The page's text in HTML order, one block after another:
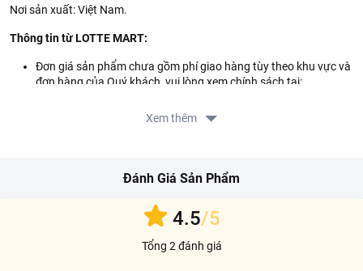
Nơi sản xuất: Việt Nam.
Thông tin từ LOTTE MART:
Đơn giá sản phẩm chưa gồm phí giao hàng tùy theo khu vực và
đơn hàng của Quý khách, vui lòng xem chính sách tại:
Xem thêm
Đánh Giá Sản Phẩm
4.5/5
Tổng 2 đánh giá